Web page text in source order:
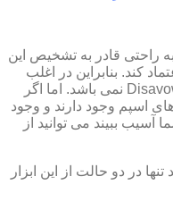
راحتی قادر به تشخیص این
کند. بنابراین در اغلب
موارد نیازی به استفاده از ابزار Disavow links نمی باشد. اما اگر
اسپم وجود دارند و وجود
ببیند می توانید از
در دو حالت از این ابزار